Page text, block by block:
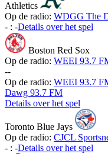
Athletics
Op de radio: WDGG The
- : -Details over het spel
Boston Red Sox
Op de radio: WEEI 93.7
--
Op de radio: WEEI 93.7
Dawg 93.7 FM
Details over het spel
Toronto Blue Jays
Op de radio: CJCL
- : -Details over het spel